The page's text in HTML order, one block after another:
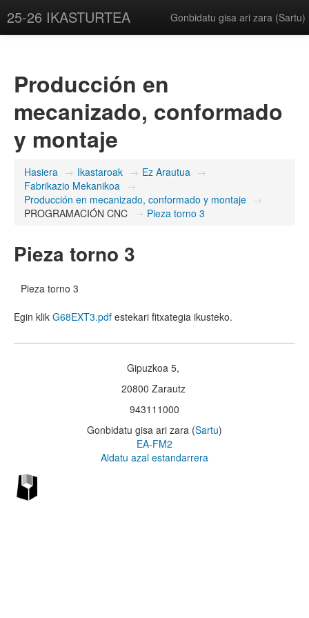
25-26 IKASTURTEA Gonbidatu gisa ari zara (Sartu)
Producción en
mecanizado, conformado
y montaje
Hasiera → Ikastaroak → Ez Arautua →
Fabrikazio Mekanikoa →
Producción en mecanizado, conformado y montaje →
PROGRAMACIÓN CNC → Pieza torno 3
Pieza torno 3
Pieza torno 3
Egin klik G68EXT3.pdf estekari fitxategia ikusteko.
Gipuzkoa 5,
20800 Zarautz
943111000
Gonbidatu gisa ari zara (Sartu)
EA-FM2
Aldatu azal estandarrera